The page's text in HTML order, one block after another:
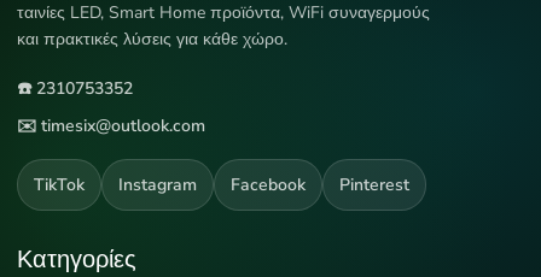
ταινίες LED, Smart Home προϊόντα, WiFi συναγερμούς
και πρακτικές λύσεις για κάθε χώρο.
☎️ 2310753352
✉️ timesix@outlook.com
TikTok Instagram Facebook Pinterest
Κατηγορίες